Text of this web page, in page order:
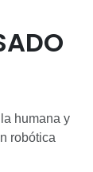
humana y
robótica